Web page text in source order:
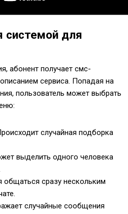
системой для
абонент получает смс-
сервиса. Попадая на
пользователь может выбрать
случайная подборка
выделить одного человека
сразу нескольким
случайные сообщения